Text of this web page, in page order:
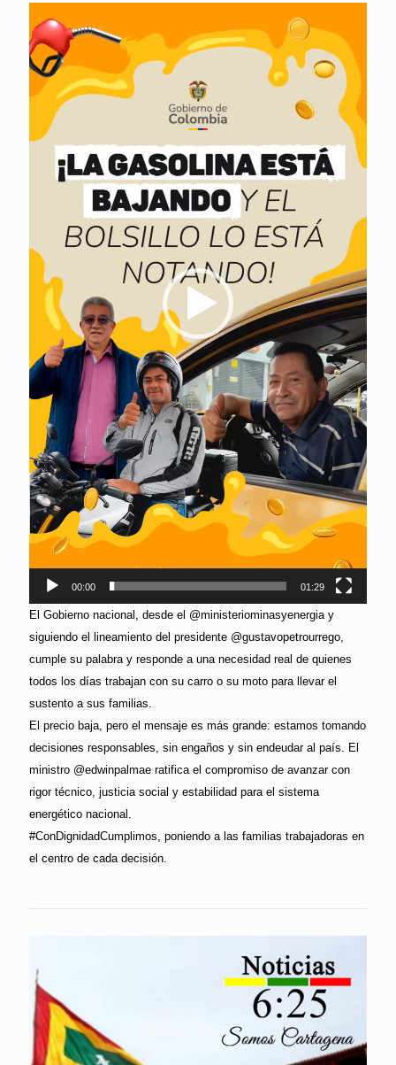
de
vídeo
00:00 01:29
El Gobierno nacional, desde el @ministeriominasyenergia y
siguiendo el lineamiento del presidente @gustavopetrourrego,
cumple su palabra y responde a una necesidad real de quienes
todos los días trabajan con su carro o su moto para llevar el
sustento a sus familias.
El precio baja, pero el mensaje es más grande: estamos tomando
decisiones responsables, sin engaños y sin endeudar al país. El
ministro @edwinpalmae ratifica el compromiso de avanzar con
rigor técnico, justicia social y estabilidad para el sistema
energético nacional.
#ConDignidadCumplimos, poniendo a las familias trabajadoras en
el centro de cada decisión.